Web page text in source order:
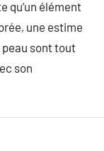
qu’un élément
une estime
peau sont tout
son